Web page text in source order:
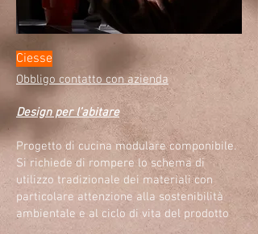
Ciesse
Obbligo contatto con azienda
Design per l’abitare
Progetto di cucina modulare componibile.
Si richiede di rompere lo schema di
utilizzo tradizionale dei materiali con
particolare attenzione alla sostenibilità
ambientale e al ciclo di vita del prodotto